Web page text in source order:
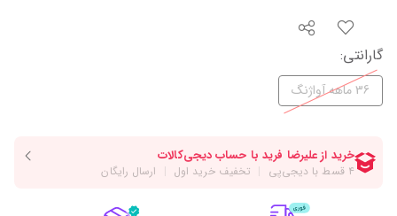
گارانتی‌:
36 ماهه آواژنگ